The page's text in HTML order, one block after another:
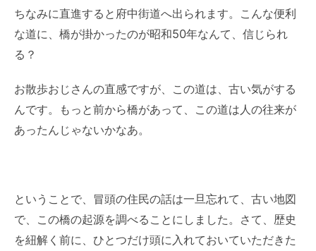
ちなみに直進すると府中街道へ出られます。こんな便利
な道に、橋が掛かったのが昭和50年なんて、信じられ
る？
お散歩おじさんの直感ですが、この道は、古い気がする
んです。もっと前から橋があって、この道は人の往来が
あったんじゃないかなあ。
ということで、冒頭の住民の話は一旦忘れて、古い地図
で、この橋の起源を調べることにしました。さて、歴史
を紐解く前に、ひとつだけ頭に入れておいていただきた